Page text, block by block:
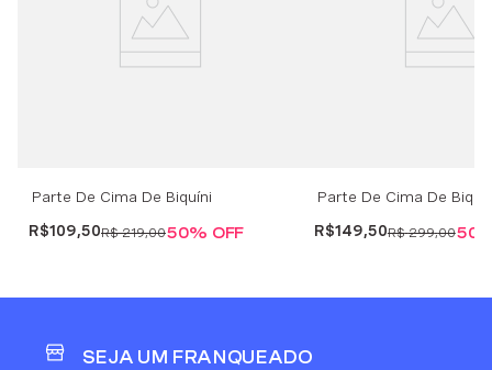
Parte De Cima De Biquíni
R$109,50R$ 219,0050% OFF
Parte De Cima De
R$149,50R$ 299,00
SEJA UM FRANQUEADO